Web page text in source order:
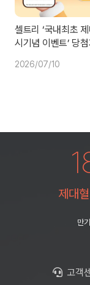
셀트리 ‘국내최초
시기념 이벤트’ 당첨
2026/07/10
제대
만
고객